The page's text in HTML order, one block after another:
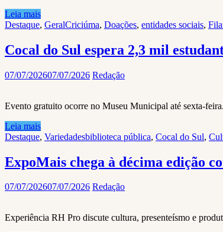
Leia mais
Destaque, GeralCriciúma, Doações, entidades sociais,
Cocal do Sul espera 2,3 mil
07/07/202607/07/2026 Redação
Evento gratuito ocorre no Museu Municipal até sexta-feira.
Leia mais
Destaque, Variedadesbiblioteca pública, Cocal do Sul,
ExpoMais chega à décima edição
07/07/202607/07/2026 Redação
Experiência RH Pro discute cultura, presenteísmo e